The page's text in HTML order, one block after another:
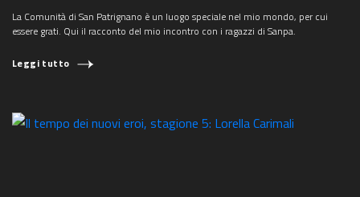
La Comunità di San Patrignano è un luogo speciale nel mio mondo, per cui
essere grati. Qui il racconto del mio incontro con i ragazzi di Sanpa.
Leggi tutto